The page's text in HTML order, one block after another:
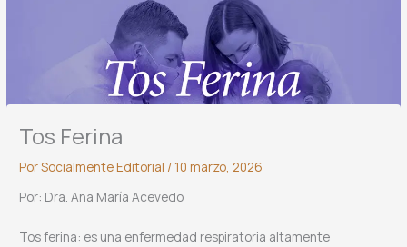
Tos Ferina
PorSocialmente Editorial / 10 marzo, 2026
Por: Dra. Ana María Acevedo
Tos ferina: es una enfermedad respiratoria altamente